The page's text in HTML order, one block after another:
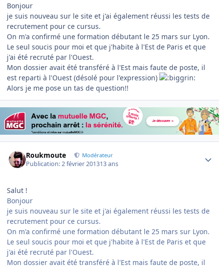
Bonjour
je suis nouveau sur le site et j'ai également réussi les tests de
recrutement pour ce cursus.
On m'a confirmé une formation débutant le 25 mars sur Lyon.
Le seul soucis pour moi et que j'habite à l'Est de Paris et que
j'ai été recruté par l'Ouest.
Mon dossier avait été transféré à l'Est mais faute de poste, il
est reparti à l'Ouest (désolé pour l'expression)
Alors je me pose un tas de question!!
Roukmoute Modérateur
Publication:2 février 201313 ans
Salut !
Bonjour
je suis nouveau sur le site et j'ai également réussi les tests de
recrutement pour ce cursus.
On m'a confirmé une formation débutant le 25 mars sur Lyon.
Le seul soucis pour moi et que j'habite à l'Est de Paris et que
j'ai été recruté par l'Ouest.
Mon dossier avait été transféré à l'Est mais faute de poste, il